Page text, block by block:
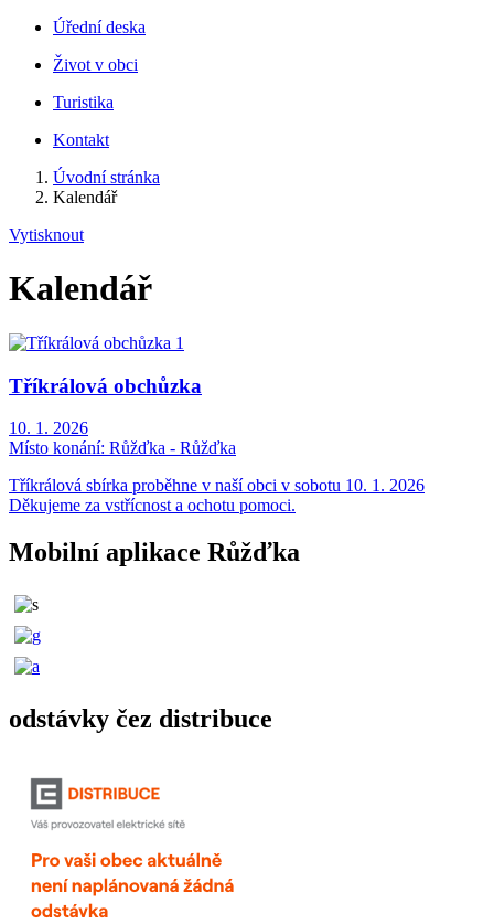
Úřední deska
Život v obci
Turistika
Kontakt
Úvodní stránka
Kalendář
Vytisknout
Kalendář
Tříkrálová obchůzka
10. 1. 2026
Místo konání: Růžďka - Růžďka
Tříkrálová sbírka proběhne v naší obci v sobotu 10. 1. 2026
Děkujeme za vstřícnost a ochotu pomoci.
Mobilní aplikace Růžďka
odstávky čez distribuce